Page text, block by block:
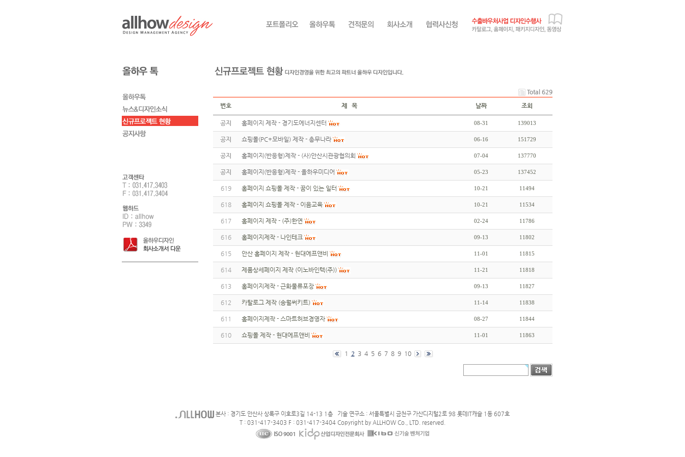
Total 629
번호
제 목 날짜 조회
공지 홈페이지 제작 - 경기도에너지센터 08-31 139013
공지 쇼핑몰(PC+모바일) 제작 - 총무나라 06-16 151729
공지 홈페이지(반응형)제작 - (사)안산시관광협의회 07-04 137770
공지 홈페이지(반응형)제작 - 올하우미디어 05-23 137452
619 홈페이지 쇼핑몰 제작 - 꿈이 있는 일터 10-21 11494
618 홈페이지 쇼핑몰 제작 - 이음교육 10-21 11534
617 홈페이지 제작 - (주)한연 02-24 11786
616 홈페이지제작 - 나인테크 09-13 11802
615 안산 홈페이지 제작 - 현대에프앤비 11-01 11815
614 제품상세페이지 제작 (이노바인텍(주)) 11-21 11818
613 홈페이지제작 - 근화물류포장 09-13 11827
612 카탈로그 제작 (송월써키트) 11-14 11838
611 홈페이지제작 - 스마트허브경영자 08-27 11844
610 쇼핑몰 제작 - 현대에프앤비 11-01 11863
1 2 3 4 5 6 7 8 9 10
본사 : 경기도 안산사 상록구 이호로3길 14-13 1층 기술 연구소 : 서울특별시 금천구 가산디지털2로 98 롯데IT캐슬 1동 607호
T : 031-417-3403 F : 031-417-3404 Copyright by ALLHOW Co., LTD. reserved.